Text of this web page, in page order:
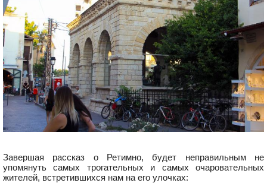
Завершая рассказ о Ретимно, будет неправильным не
упомянуть самых трогательных и самых очаровательных
жителей, встретившихся нам на его улочках: